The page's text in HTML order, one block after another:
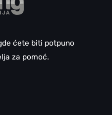
ćete biti potpuno
za pomoć.